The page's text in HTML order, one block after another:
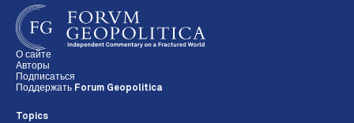
О сайте
Авторы
Подписаться
Поддержать Forum Geopolitica
Topics